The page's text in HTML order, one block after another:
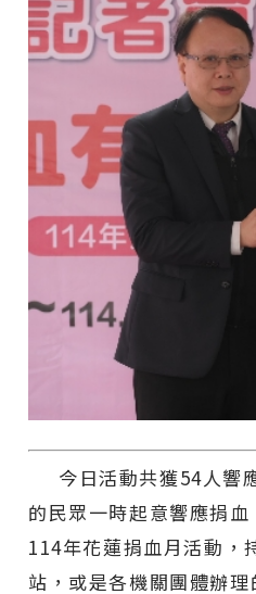
今日活動共獲54人響
的民眾一時起意響應捐
114年花蓮捐血月活動，
站，或是各機關團體辦